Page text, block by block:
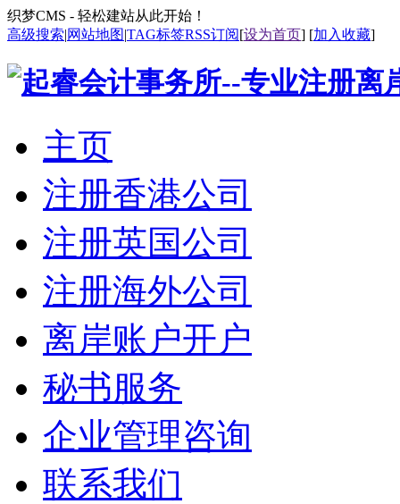
织梦CMS - 轻松建站从此开始！
高级搜索|网站地图|TAG标签RSS订阅[设为首页] [加入收藏]
主页
注册香港公司
注册英国公司
注册海外公司
离岸账户开户
秘书服务
企业管理咨询
联系我们